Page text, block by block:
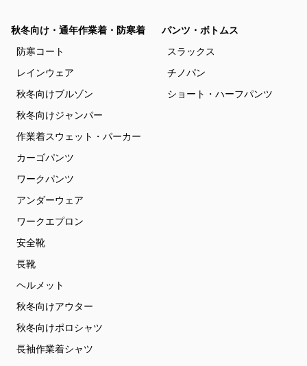
秋冬向け・通年作業着・防寒着
防寒コート
レインウェア
秋冬向けブルゾン
秋冬向けジャンパー
作業着スウェット・パーカー
カーゴパンツ
ワークパンツ
アンダーウェア
ワークエプロン
安全靴
長靴
ヘルメット
秋冬向けアウター
秋冬向けポロシャツ
長袖作業着シャツ
パンツ・ボトムス
スラックス
チノパン
ショート・ハーフパンツ